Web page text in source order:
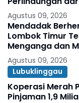
Pernikahan Dini
Agustus 09, 2026
Mendadak
Lombok Timur
Menganga dan
Cepat
Agustus 09, 2026
Lubuklinggau
Koperasi Merah
Pinjaman 1,9